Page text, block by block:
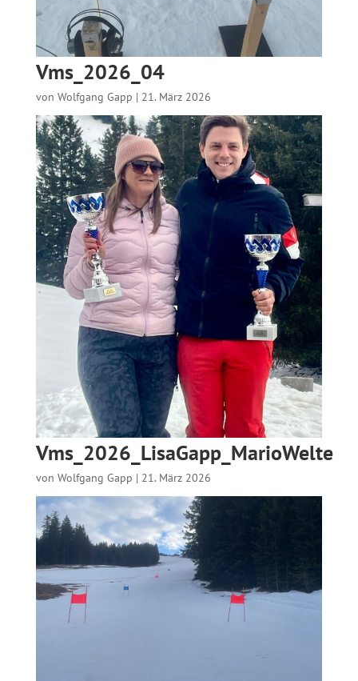
Vms_2026_04
von Wolfgang Gapp | 21. März 2026
Vms_2026_LisaGapp_MarioWelte
von Wolfgang Gapp | 21. März 2026